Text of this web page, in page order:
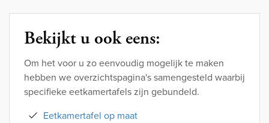
Bekijkt u ook eens:
Om het voor u zo eenvoudig mogelijk te maken
hebben we overzichtspagina's samengesteld waarbij
specifieke eetkamertafels zijn gebundeld.
Eetkamertafel op maat